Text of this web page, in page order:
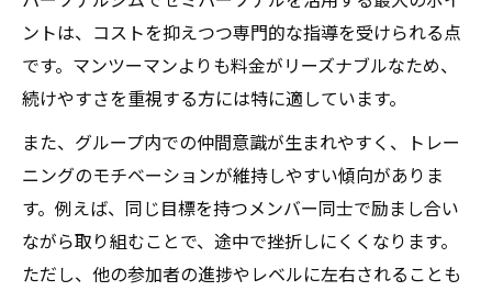
ントは、コストを抑えつつ専門的な指導を受けられる点
です。マンツーマンよりも料金がリーズナブルなため、
続けやすさを重視する方には特に適しています。
また、グループ内での仲間意識が生まれやすく、トレー
ニングのモチベーションが維持しやすい傾向がありま
す。例えば、同じ目標を持つメンバー同士で励まし合い
ながら取り組むことで、途中で挫折しにくくなります。
ただし、他の参加者の進捗やレベルに左右されることも